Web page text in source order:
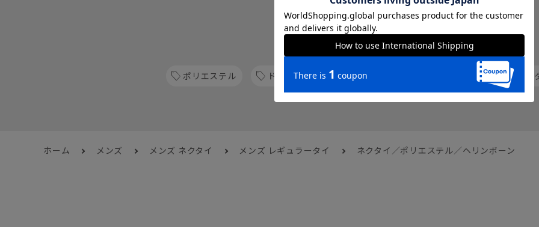
人気のハッシュタグから探す
ポリエステル ドライ 上品 ネイビー ネ
ホーム メンズ メンズ ネクタイ メンズ レギュラータイ ネクタイ／ポリエステル／ヘリンボーン